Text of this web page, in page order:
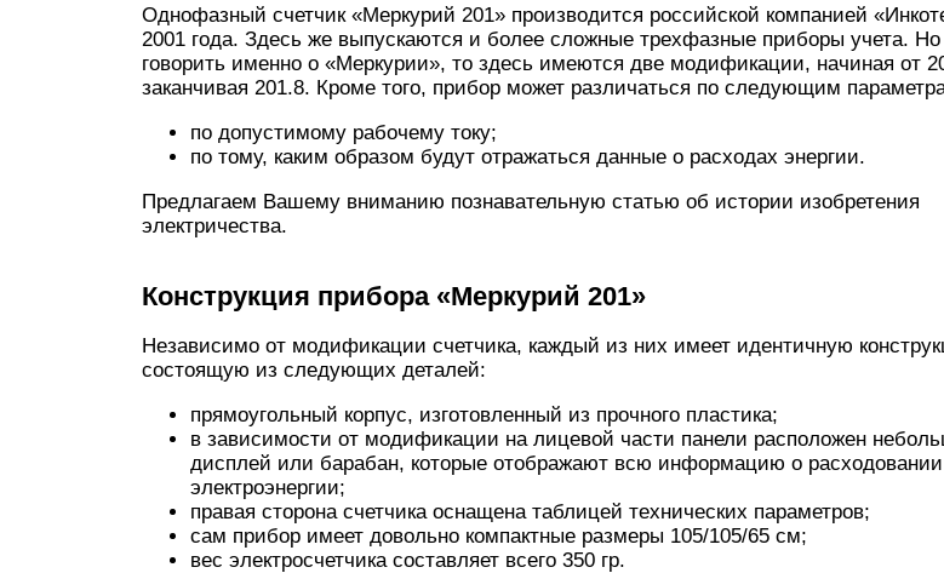
Однофазный счетчик «Меркурий 201» производится российской компанией
2001 года. Здесь же выпускаются и более сложные трехфазные приборы учета.
говорить именно о «Меркурии», то здесь имеются две модификации, начиная от
заканчивая 201.8. Кроме того, прибор может различаться по следующим
по допустимому рабочему току;
по тому, каким образом будут отражаться данные о расходах энергии.
Предлагаем Вашему вниманию познавательную статью об истории изобретения
электричества.
Конструкция прибора «Меркурий 201»
Независимо от модификации счетчика, каждый из них имеет идентичную
состоящую из следующих деталей:
прямоугольный корпус, изготовленный из прочного пластика;
в зависимости от модификации на лицевой части панели расположен
дисплей или барабан, которые отображают всю информацию о расходовании
электроэнергии;
правая сторона счетчика оснащена таблицей технических параметров;
сам прибор имеет довольно компактные размеры 105/105/65 см;
вес электросчетчика составляет всего 350 гр.